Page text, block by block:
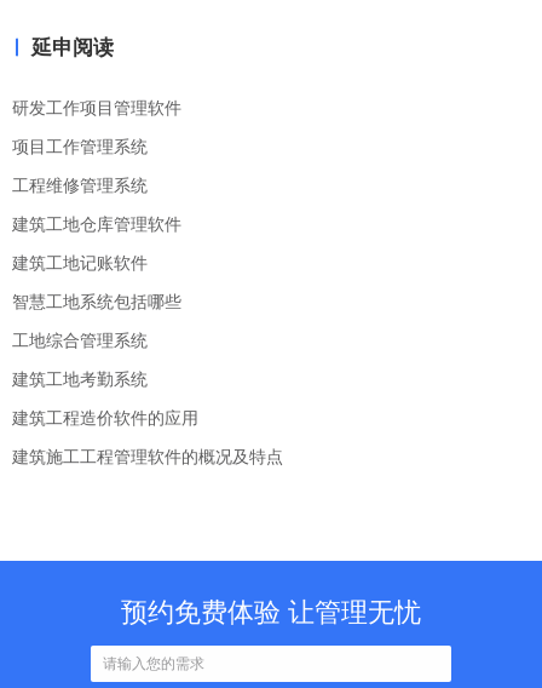
延申阅读
研发工作项目管理软件
项目工作管理系统
工程维修管理系统
建筑工地仓库管理软件
建筑工地记账软件
智慧工地系统包括哪些
工地综合管理系统
建筑工地考勤系统
建筑工程造价软件的应用
建筑施工工程管理软件的概况及特点
预约免费体验 让管理无忧